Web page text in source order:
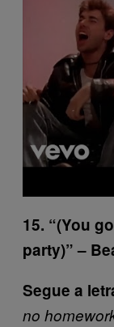
15. “(You
party)” –
Segue a
no